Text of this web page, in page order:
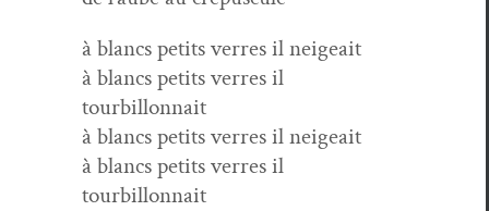
à blancs petits ver­res il neigeait
à blancs petits ver­res il
tourbillonnait
à blancs petits ver­res il neigeait
à blancs petits ver­res il
tourbillonnait